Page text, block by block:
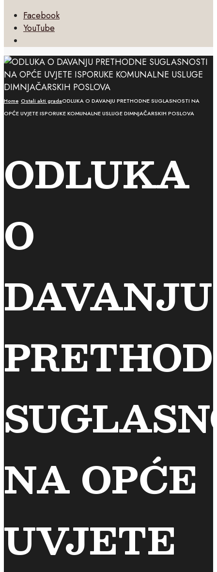
Facebook
YouTube
Search
Window
Home Ostali akti gradaODLUKA O DAVANJU PRETHODNE SUGLASNOSTI NA
OPĆE UVJETE ISPORUKE KOMUNALNE USLUGE DIMNJAČARSKIH POSLOVA
ODLUKA
O
DAVANJU
NA OPĆE
UVJETE